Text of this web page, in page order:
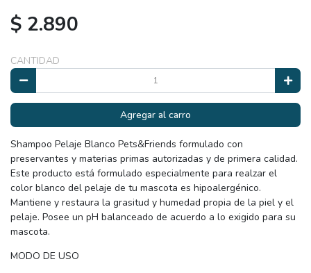
$ 2.890
CANTIDAD
Agregar al carro
Shampoo Pelaje Blanco Pets&Friends formulado con
preservantes y materias primas autorizadas y de primera calidad.
Este producto está formulado especialmente para realzar el
color blanco del pelaje de tu mascota es hipoalergénico.
Mantiene y restaura la grasitud y humedad propia de la piel y el
pelaje. Posee un pH balanceado de acuerdo a lo exigido para su
mascota.
MODO DE USO